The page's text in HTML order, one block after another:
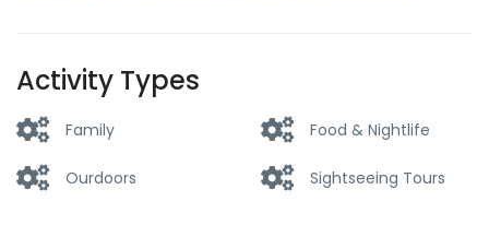
Activity Types
Family Food & Nightlife
Ourdoors Sightseeing Tours